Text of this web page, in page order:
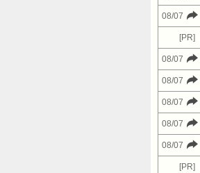
08/07
[PR]
08/07
08/07
08/07
08/07
08/07
[PR]